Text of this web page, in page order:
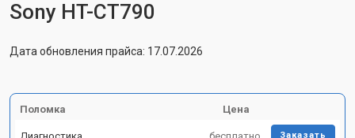
Sony HT-CT790
Дата обновления прайса: 17.07.2026
Поломка Цена
Диагностика бесплатно Заказать